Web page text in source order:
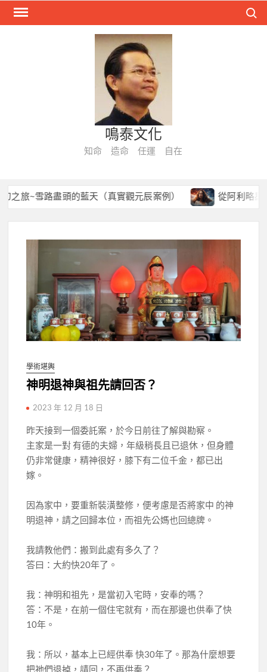
Skip
鳴泰文化
知命 造命 任運 自在
~雪路盡頭的藍天（真實觀元辰案例） 從阿利略星球到
學術堪輿
神明退神與祖先請回否？
2023 年 12 月 18 日
昨天接到一個委託案，於今日前往了解與勘察。
主家是一對 有德的夫婦，年級稍長且已退休，但身體
仍非常健康，精神很好，膝下有二位千金，都已出
嫁。
因為家中，要重新裝潢整修，便考慮是否將家中 的神
明退神，請之回歸本位，而祖先公媽也回總牌。
我請教他們：搬到此處有多久了？
答曰：大約快20年了。
我：神明和祖先，是當初入宅時，安奉的嗎？
答：不是，在前一個住宅就有，而在那邊也供奉了快
10年。
我：所以，基本上已經供奉 快30年了。那為什麼想要
把祂們退掉，請回，不再供奉？